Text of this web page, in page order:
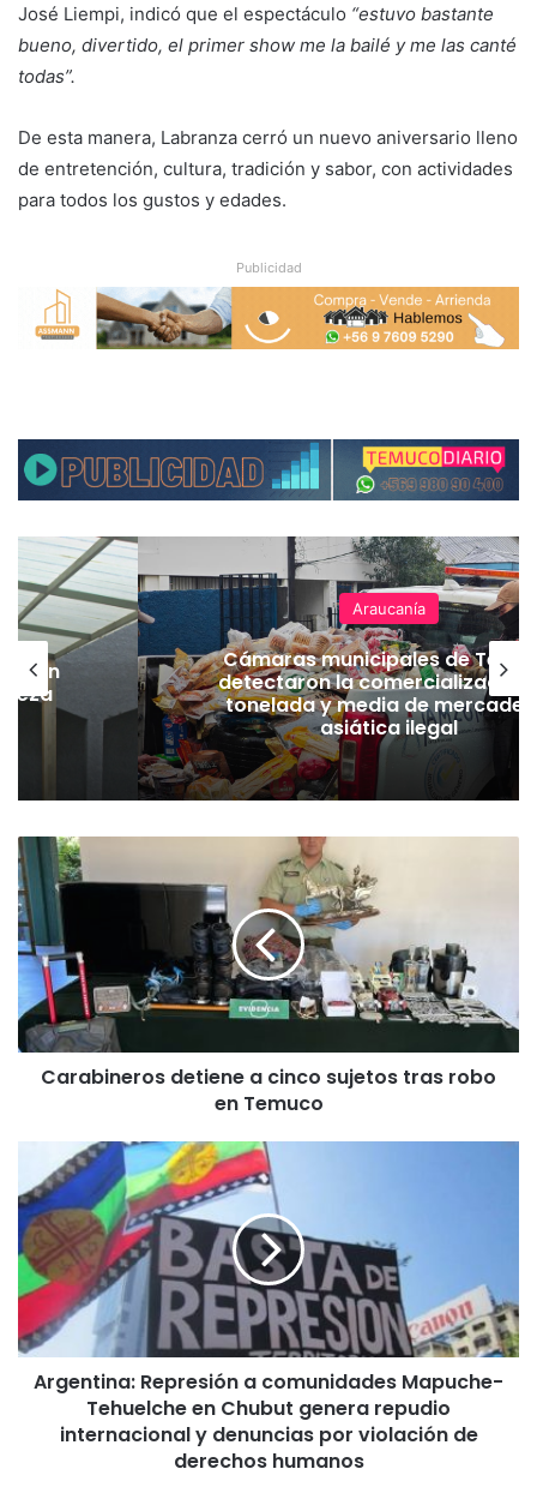
José Liempi, indicó que el espectáculo “estuvo bastante
bueno, divertido, el primer show me la bailé y me las canté
todas”.
De esta manera, Labranza cerró un nuevo aniversario lleno
de entretención, cultura, tradición y sabor, con actividades
para todos los gustos y edades.
Publicidad
Araucanía
Cámaras municipales de Temuco
detectaron la comercialización de
tonelada y media de mercadería
asiática ilegal
C
a
r
a
b
i
e
r
i
e
n
a
c
i
Carabineros detiene a cinco sujetos tras robo
en Temuco
g
e
n
i
n
a
Argentina: Represión a comunidades Mapuche-
Tehuelche en Chubut genera repudio
internacional y denuncias por violación de
derechos humanos